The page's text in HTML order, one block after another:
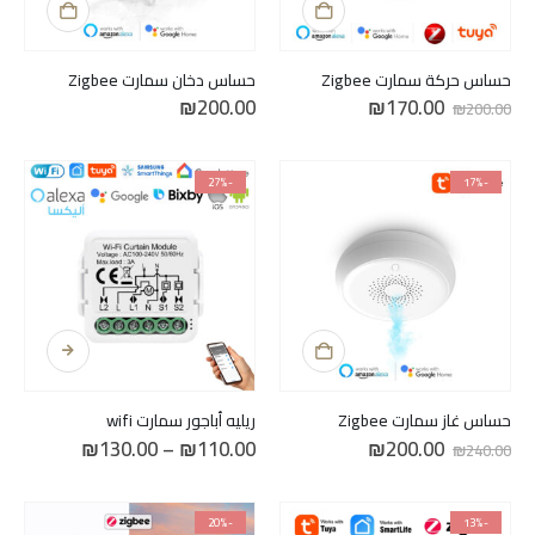
حساس حركة سمارت Zigbee
₪200.00 السعر
الأصلي
₪200.00.
₪170.00 السعر
الحالي
حساس دخان سمارت Zigbee
₪200.00
-17%
حساس غاز سمارت Zigbee
₪240.00 السعر
الأصلي₪200.00 السعر
الحالي
₪200.00.
-27%
هناك
العديد
لهذا
ريليه أباجور سمارت wifi
₪110.00
–
₪130.00
-13%
-20%